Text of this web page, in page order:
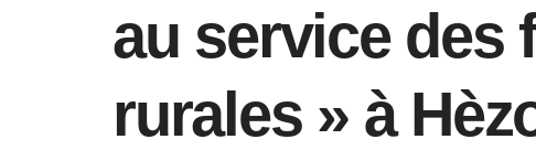
au service des
rurales » à